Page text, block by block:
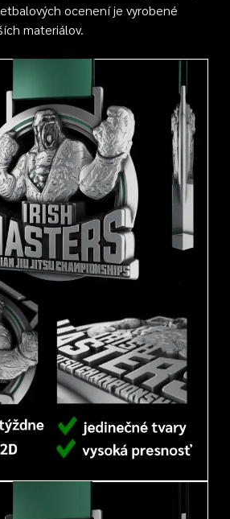
ocenení je vyrobené
materiálov.